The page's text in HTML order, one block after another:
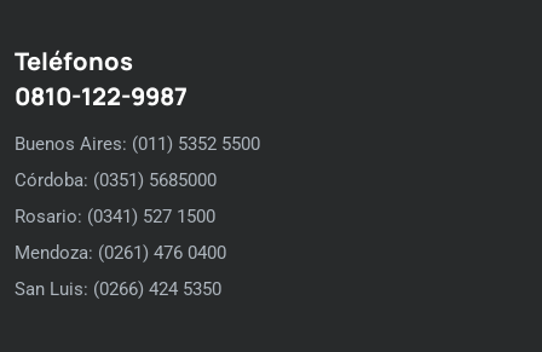
Teléfonos
0810-122-9987
Buenos Aires: (011) 5352 5500
Córdoba: (0351) 5685000
Rosario: (0341) 527 1500
Mendoza: (0261) 476 0400
San Luis: (0266) 424 5350